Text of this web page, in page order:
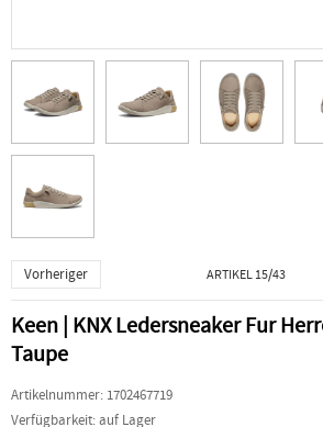
Vorheriger ARTIKEL 15/43
Keen | KNX Ledersneaker Fur
Taupe
Artikelnummer: 1702467719
Verfügbarkeit:auf Lager